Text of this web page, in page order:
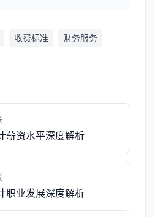
收费标准
财务服务
薪资水平深度解析
职业发展深度解析